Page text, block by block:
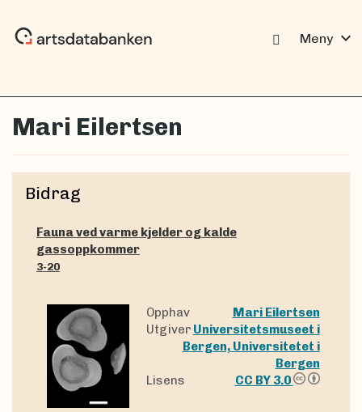
Meny expand_more
Mari Eilertsen
Bidrag
Fauna ved varme kjelder og kalde
gassoppkommer
3-20
Opphav
Mari Eilertsen
Utgiver Universitetsmuseet i
Bergen, Universitetet i
Bergen
Lisens
CC BY 3.0